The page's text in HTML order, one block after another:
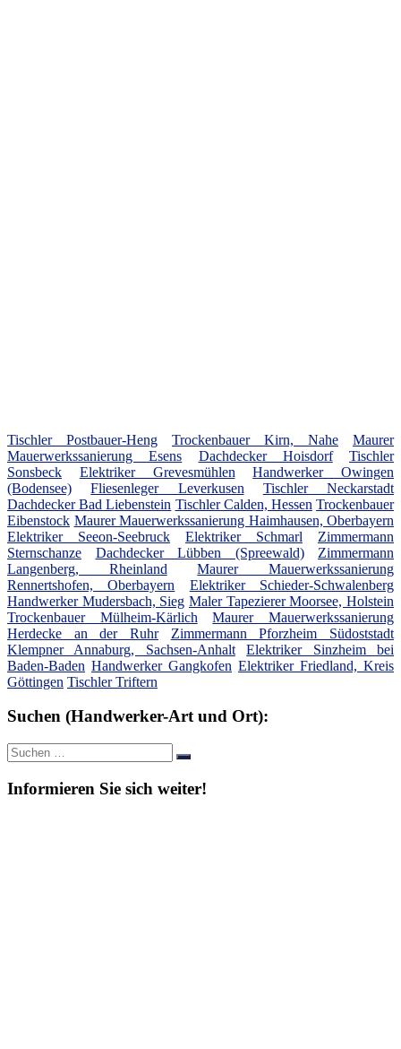
Tischler Postbauer-Heng Trockenbauer Kirn, Nahe
Maurer
Mauerwerkssanierung Esens
Dachdecker Hoisdorf
Tischler
Sonsbeck
Elektriker Grevesmühlen
Handwerker Owingen
(Bodensee)
Fliesenleger Leverkusen
Tischler Neckarstadt
Dachdecker Bad Liebenstein Tischler Calden, Hessen Trockenbauer
Eibenstock Maurer Mauerwerkssanierung Haimhausen, Oberbayern
Elektriker Seeon-Seebruck
Elektriker Schmarl
Zimmermann
Sternschanze
Dachdecker Lübben (Spreewald)
Zimmermann
Langenberg, Rheinland
Maurer Mauerwerkssanierung
Rennertshofen, Oberbayern
Elektriker Schieder-Schwalenberg
Handwerker Mudersbach, Sieg Maler Tapezierer Moorsee, Holstein
Trockenbauer Mülheim-Kärlich
Maurer Mauerwerkssanierung
Herdecke an der Ruhr
Zimmermann Pforzheim Südoststadt
Klempner Annaburg, Sachsen-Anhalt
Elektriker Sinzheim bei
Baden-Baden Handwerker Gangkofen Elektriker Friedland, Kreis
Göttingen Tischler Triftern
Suchen (Handwerker-Art und Ort):
Suche
nach:
Suchen
Informieren Sie sich weiter!